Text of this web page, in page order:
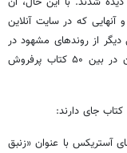
که در سایت آنلاین
از روندهای مشهود در
سال ۲۰۲۳ حضور پررنگ نویسندگان زن با ۲۳ عنوان در بین ۵۰ کتاب پرفروش
به کتاب شماره ۴۰ از ماجراهای آستریکس با عنوان «زنبق